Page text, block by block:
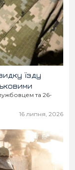
їзду
та 26-
16 липня, 2026